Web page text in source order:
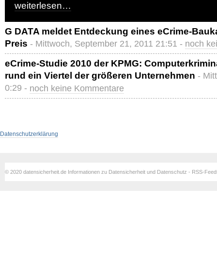
weiterlesen…
G DATA meldet Entdeckung eines eCrime-
Preis - Mittwoch, September 21, 2011 21:51 - noch
eCrime-Studie 2010 der KPMG:
rund ein Viertel der größeren Unternehmen -
0:29 - noch keine Kommentare
Datenschutzerklärung
© 2020 datensicherheit.de Informationen zu Datensicherheit und Datenschutz - RSS-